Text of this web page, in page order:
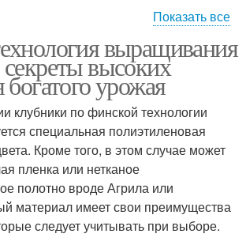
Показать все
выращивания
высоких
урожая
клубники по финской технологии
специальная полиэтиленовая
Кроме того, в этом случае может
пленка или нетканое
полотно вроде Агрила или
материал имеет свои преимущества
следует учитывать при выборе.